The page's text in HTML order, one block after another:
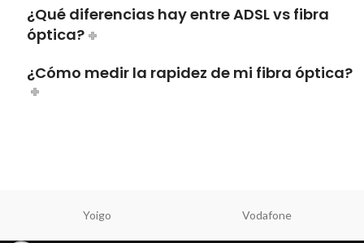
¿Qué diferencias hay entre ADSL vs fibra
óptica?
¿Cómo medir la rapidez de mi fibra óptica?
Yoigo Vodafone